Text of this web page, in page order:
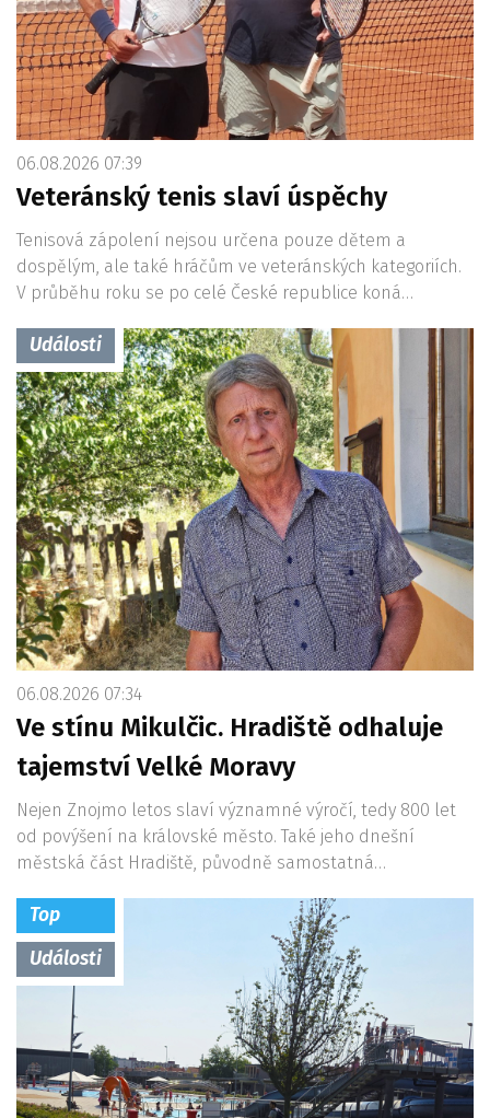
06.08.2026 07:39
Veteránský tenis slaví úspěchy
Tenisová zápolení nejsou určena pouze dětem a
dospělým, ale také hráčům ve veteránských kategoriích.
V průběhu roku se po celé České republice koná…
Události
06.08.2026 07:34
Ve stínu Mikulčic. Hradiště odhaluje
tajemství Velké Moravy
Nejen Znojmo letos slaví významné výročí, tedy 800 let
od povýšení na královské město. Také jeho dnešní
městská část Hradiště, původně samostatná…
Top
Události